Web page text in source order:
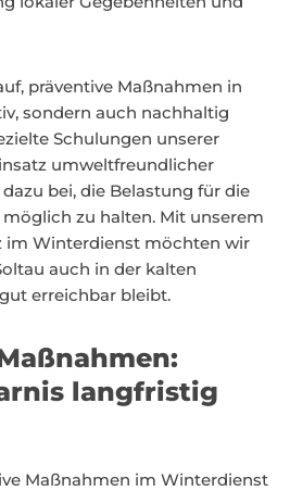
präventive Maßnahmen in
sondern auch nachhaltig
Schulungen unserer
umweltfreundlicher
bei, die Belastung für die
zu halten. Mit unserem
im Winterdienst möchten wir
auch in der kalten
erreichbar bleibt.
langfristig
Maßnahmen im Winterdienst